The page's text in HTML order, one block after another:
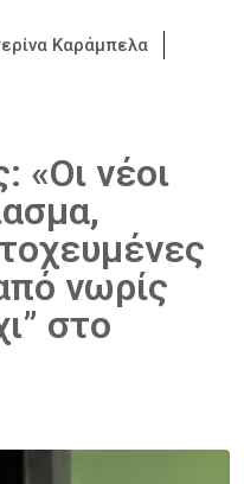
Καράμπελα
«Οι νέοι
νωρίς
στο